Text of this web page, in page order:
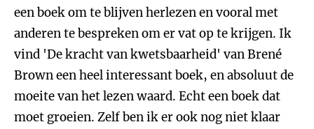
een boek om te blijven herlezen en vooral met
anderen te bespreken om er vat op te krijgen. Ik
vind 'De kracht van kwetsbaarheid' van Brené
Brown een heel interessant boek, en absoluut de
moeite van het lezen waard. Echt een boek dat
moet groeien. Zelf ben ik er ook nog niet klaar